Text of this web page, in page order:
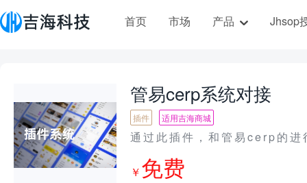
首页 市场 产品 Jhsop
管易cerp系统对接
插件 适用吉海商城
通过此插件，和管易cerp的进
￥免费